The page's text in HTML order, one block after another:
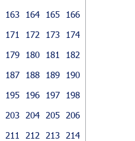
163 164 165
166
171 172 173
174
179 180 181
182
187 188 189
190
195 196 197
198
203 204 205
206
211 212 213
214